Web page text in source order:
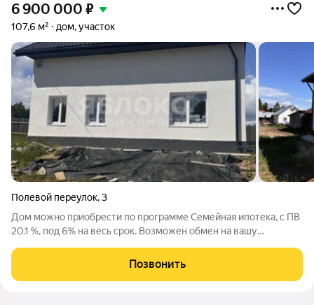
6 900 000 ₽
107,6 м² дом, участок
Полевой переулок,3
Дом можно приобрести по программе Семейная ипотека, с ПВ
20.1 %, под 6% на весь срок. Возможен обмен на вашу
Можем построить дом на вашем или нашем участке.
Продается двухэтажный дом, по адресу, г.
Позвонить